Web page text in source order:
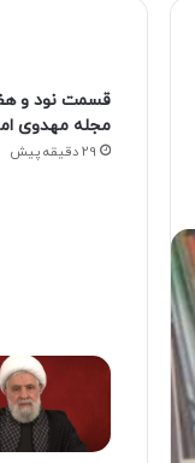
قسمت نود و
مجله مهدوی
29 دقیقه پیش